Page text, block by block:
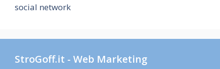
social network
StroGoff.it - Web Marketing